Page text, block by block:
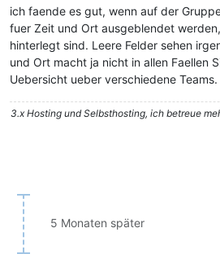
ich faende es gut, wenn auf der
fuer Zeit und Ort ausgeblendet
hinterlegt sind. Leere Felder sehen
und Ort macht ja nicht in allen Faellen
Uebersicht ueber verschiedene Teams.
3.x Hosting und Selbsthosting, ich betreue
5 Monaten später